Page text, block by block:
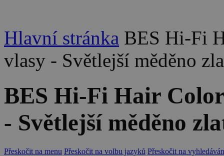
Hlavní stránka BES Hi-Fi
vlasy - Světlejší měděno
BES Hi-Fi Hair
- Světlejší měděno
Přeskočit na menu Přeskočit na volbu jazyků Přeskočit na